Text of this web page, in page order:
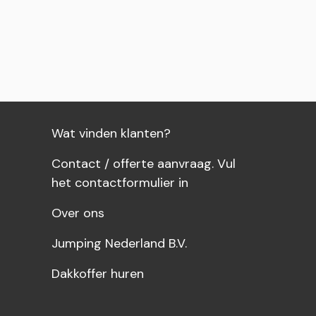
Wat vinden klanten?
Contact / offerte aanvraag. Vul
het contactformulier in
Over ons
Jumping Nederland B.V.
Dakkoffer huren